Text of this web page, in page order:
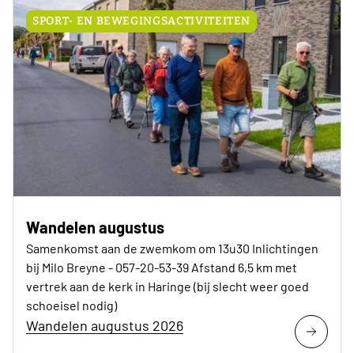
SPORT- EN BEWEGINGSACTIVITEITEN
Wandelen augustus
Samenkomst aan de zwemkom om 13u30 Inlichtingen
bij Milo Breyne - 057-20-53-39 Afstand 6,5 km met
vertrek aan de kerk in Haringe (bij slecht weer goed
schoeisel nodig)
Wandelen augustus 2026